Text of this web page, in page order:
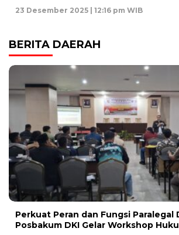
23 Desember 2025 | 12:16 pm WIB
BERITA DAERAH
Perkuat Peran dan Fungsi Paralegal
Posbakum DKI Gelar Workshop